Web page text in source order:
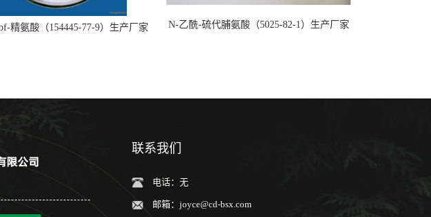
精氨酸（154445-77-9）生产厂家 N-乙酰-硫代脯氨酸（5025-82-1）生产厂家
联系我们
电话：无
邮箱： joyce@cd-bsx.com